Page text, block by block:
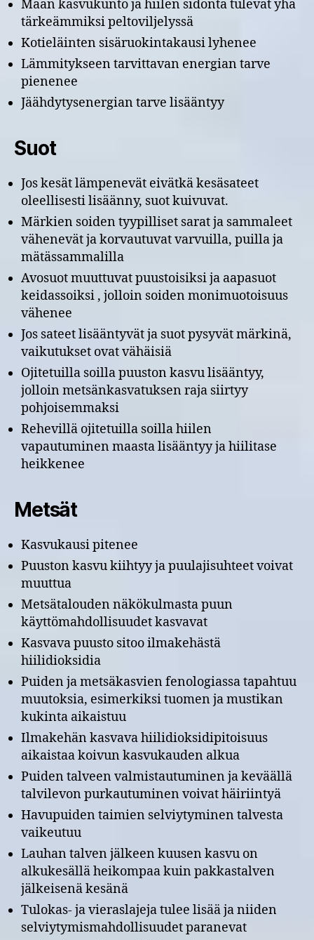
Maan kasvukunto ja hiilen sidonta tulevat yhä
tärkeämmiksi peltoviljelyssä
Kotieläinten sisäruokintakausi lyhenee
Lämmitykseen tarvittavan energian tarve
pienenee
Jäähdytysenergian tarve lisääntyy
Suot
Jos kesät lämpenevät eivätkä kesäsateet
oleellisesti lisäänny, suot kuivuvat.
Märkien soiden tyypilliset sarat ja sammaleet
vähenevät ja korvautuvat varvuilla, puilla ja
mätässammalilla
Avosuot muuttuvat puustoisiksi ja aapasuot
keidassoiksi , jolloin soiden monimuotoisuus
vähenee
Jos sateet lisääntyvät ja suot pysyvät märkinä,
vaikutukset ovat vähäisiä
Ojitetuilla soilla puuston kasvu lisääntyy,
jolloin metsänkasvatuksen raja siirtyy
pohjoisemmaksi
Rehevillä ojitetuilla soilla hiilen
vapautuminen maasta lisääntyy ja hiilitase
heikkenee
Metsät
Kasvukausi pitenee
Puuston kasvu kiihtyy ja puulajisuhteet voivat
muuttua
Metsätalouden näkökulmasta puun
käyttömahdollisuudet kasvavat
Kasvava puusto sitoo ilmakehästä
hiilidioksidia
Puiden ja metsäkasvien fenologiassa tapahtuu
muutoksia, esimerkiksi tuomen ja mustikan
kukinta aikaistuu
Ilmakehän kasvava hiilidioksidipitoisuus
aikaistaa koivun kasvukauden alkua
Puiden talveen valmistautuminen ja keväällä
talvilevon purkautuminen voivat häiriintyä
Havupuiden taimien selviytyminen talvesta
vaikeutuu
Lauhan talven jälkeen kuusen kasvu on
alkukesällä heikompaa kuin pakkastalven
jälkeisenä kesänä
Tulokas- ja vieraslajeja tulee lisää ja niiden
selviytymismahdollisuudet paranevat